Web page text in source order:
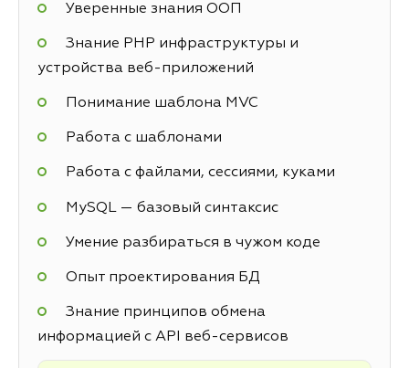
Уверенные знания ООП
Знание PHP инфраструктуры и
устройства веб-приложений
Понимание шаблона MVC
Работа с шаблонами
Работа с файлами, сессиями, куками
MySQL — базовый синтаксис
Умение разбираться в чужом коде
Опыт проектирования БД
Знание принципов обмена
информацией с API веб-сервисов